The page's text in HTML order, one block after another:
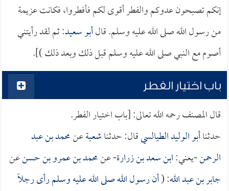
إنكم تصبحون عدوكم والفطر أقوى لكم فأفطروا، فكانت عزيمة
من رسول الله صلى الله عليه وسلم. قالأبو سعيد: ثم لقد رأيتني
أصوم مع النبي صلى الله عليه وسلم قبل ذلك وبعد ذلك )].
باب اختيار الفطر
قال المصنف رحمه الله تعالى: [باب اختيار الفطر.
حدثناأبو الوليد الطيالسيقال: حدثناشعبةعنمحمد بن عبد
الرحمن-يعني:ابن سعد بن زرارة- عنمحمد بن عمرو بن حسنعن
جابر بن عبد الله: (أن رسول الله صلى الله عليه وسلم رأى رجلاً